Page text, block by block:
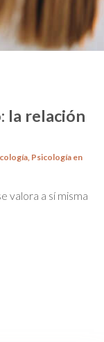
la relación
, Psicología en
valora a sí misma